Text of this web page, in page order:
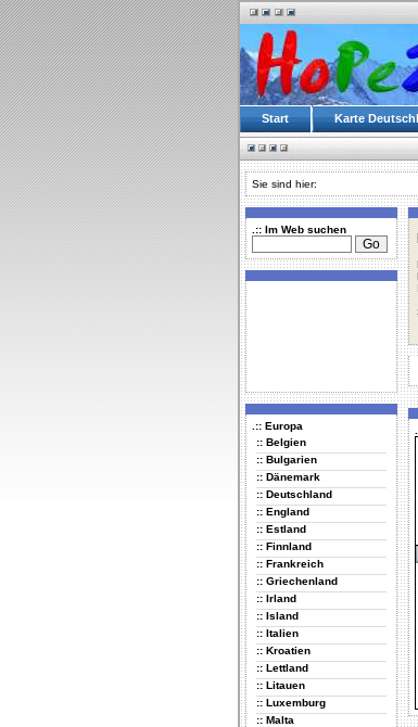
Start Karte
Sie sind hier:
.:: Im Web suchen
.:: Europa
:: Belgien
:: Bulgarien
:: Dänemark
:: Deutschland
:: England
:: Estland
:: Finnland
:: Frankreich
:: Griechenland
:: Irland
:: Island
:: Italien
:: Kroatien
:: Lettland
:: Litauen
:: Luxemburg
:: Malta